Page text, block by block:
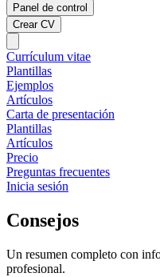
Panel de control
Crear CV
Currículum vitae
Plantillas
Ejemplos
Artículos
Carta de presentación
Plantillas
Artículos
Precio
Preguntas frecuentes
Inicia sesión
Consejos
Un resumen completo con
profesional.